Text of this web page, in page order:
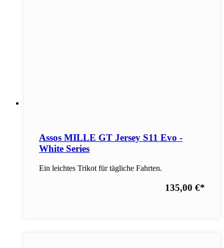
Assos MILLE GT Jersey S11 Evo -
White Series
Ein leichtes Trikot für tägliche Fahrten.
135,00 €*